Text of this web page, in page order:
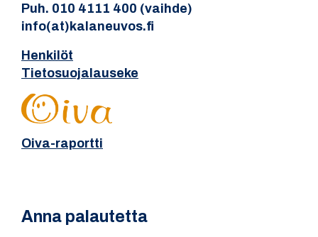
Puh. 010 4111 400 (vaihde)
info(at)kalaneuvos.fi
Henkilöt
Tietosuojalauseke
Oiva-raportti
Anna palautetta